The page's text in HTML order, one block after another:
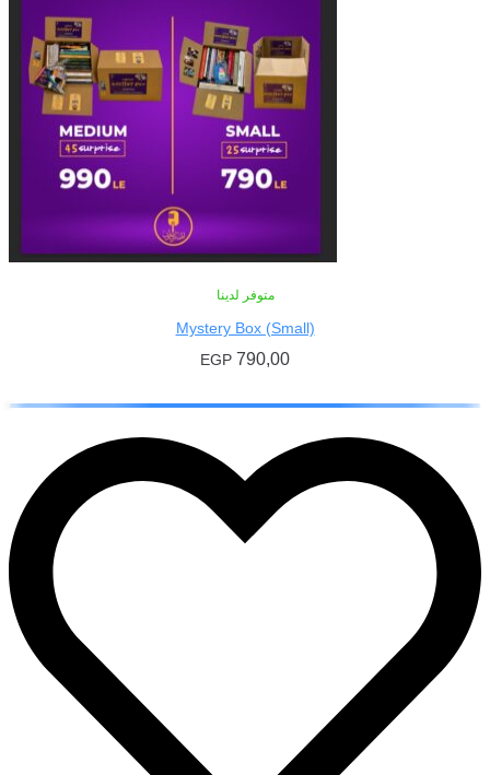
متوفر لدينا
Mystery Box (Small)
790,00
EGP